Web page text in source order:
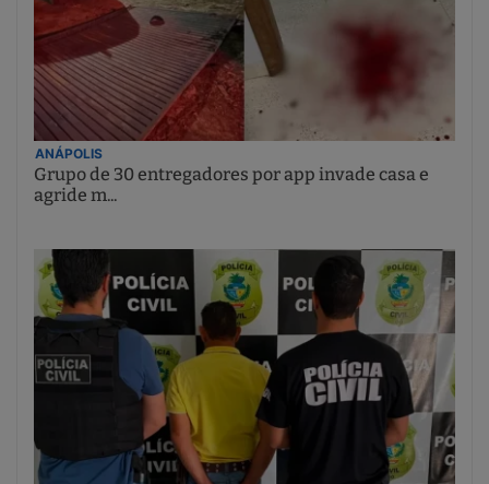
ANÁPOLIS
Grupo de 30 entregadores por app invade casa e
agride m...